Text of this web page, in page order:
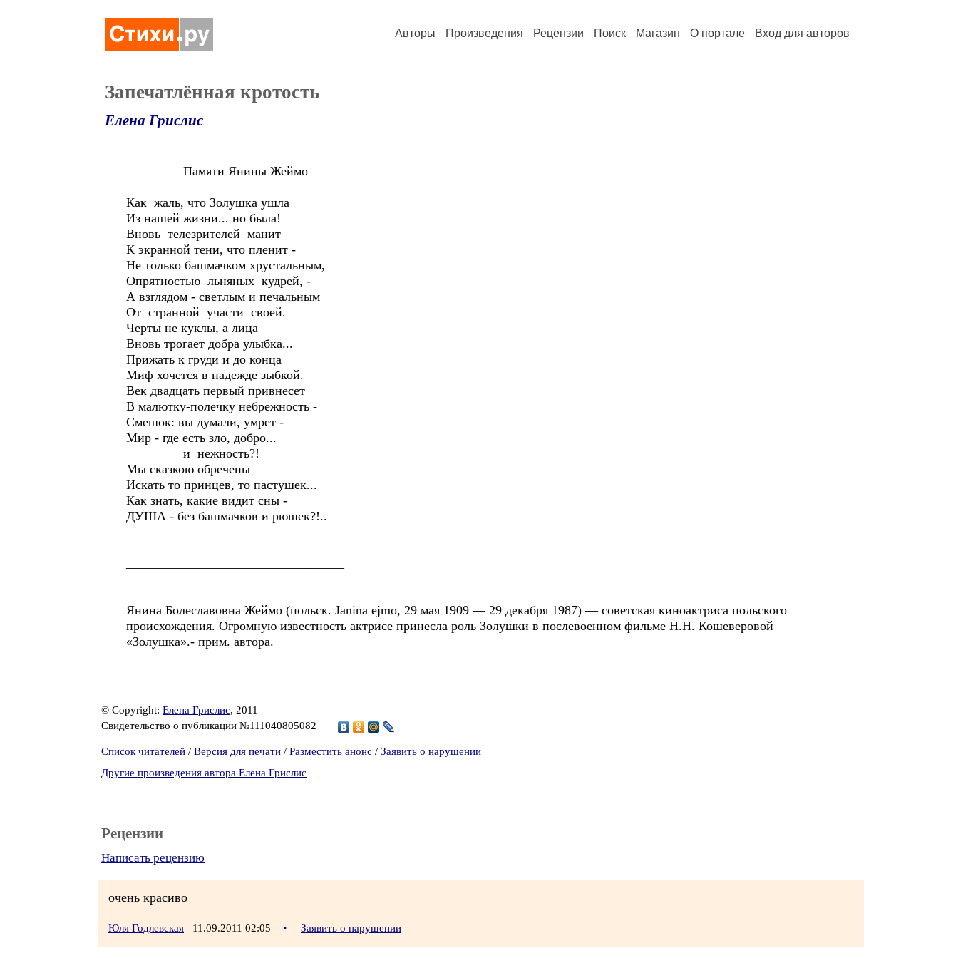
Авторы Произведения Рецензии Поиск Магазин О портале Вход для авторов
Запечатлённая кротость
Елена Грислис
Памяти Янины Жеймо
Как жаль, что Золушка ушла
Из нашей жизни... но была!
Вновь телезрителей манит
К экранной тени, что пленит -
Не только башмачком хрустальным,
Опрятностью льняных кудрей, -
А взглядом - светлым и печальным
От странной участи своей.
Черты не куклы, а лица
Вновь трогает добра улыбка...
Прижать к груди и до конца
Миф хочется в надежде зыбкой.
Век двадцать первый привнесет
В малютку-полечку небрежность -
Смешок: вы думали, умрет -
Мир - где есть зло, добро...
и нежность?!
Мы сказкою обречены
Искать то принцев, то пастушек...
Как знать, какие видит сны -
ДУША - без башмачков и рюшек?!..
Янина Болеславовна Жеймо (польск. Janina ejmo, 29 мая 1909 — 29 декабря 1987) — советская киноактриса польского
происхождения. Огромную известность актрисе принесла роль Золушки в послевоенном фильме Н.Н. Кошеверовой
«Золушка».- прим. автора.
© Copyright: Елена Грислис, 2011
Свидетельство о публикации №111040805082
Список читателей / Версия для печати / Разместить анонс / Заявить о нарушении
Другие произведения автора Елена Грислис
Рецензии
Написать рецензию
очень красиво
Юля Годлевская 11.09.2011 02:05 • Заявить о нарушении